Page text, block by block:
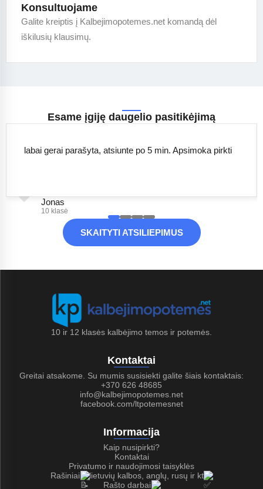
Konsultuojame
Galite kreiptis į Kalbejimopotemes.net komandą dėl
iškilusių klausimų.
Esame įgiję daugelio pasitikėjimą
labai gerai parašyta, atsiunte po 5 min. Apsimoka pirkti
Jonas
10 klasė
SKAITYTI ATSILIEPIMUS
10 ir 12 klasės kalbėjimo temos ir potemės.
Kontaktai
Greitai atsakome. Su mumis susisiekti galite šiais kontaktais:
+370 626 48685
info@kalbejimopotemes.net
facebook.com/ltpotemesnet
Informacija
Kaip nusipirkti?
Kontaktai
Privatumo ir naudojimosi taisyklės
Rašiniai
lietuvių kalbos, anglų, rusų ir kt
Rašto darbai